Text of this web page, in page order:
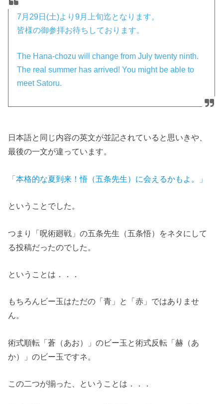
7月29日(土)より9月上旬迄となります。
皆様の御参拝お待ちしております。
The Hana-chozu will change from July twenty ninth.
The real summer has arrived! You might be able to
meet Satoru.
日本語と同じ内容の英文が並記されていると思いきや、
最後の一文が違っています。
「本格的な夏到来！悟（五条先生）に会えるかもよ。」
ということでした。
つまり「呪術廻戦」の五条先生（五条悟）をネタにして
る投稿だったのでした。
ということは．．．
もちろんビー玉はただの「青」と「赤」ではありませ
ん。
術式順転「蒼（あお）」のビー玉と術式反転「赫（あ
か）」のビー玉ですネ。
この二つが揃った、ということは．．．